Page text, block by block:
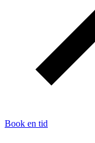
Book en tid